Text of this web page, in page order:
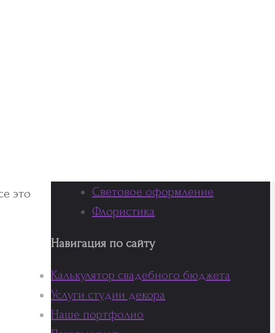
или
это
Световое оформление
Флористика
Навигация по сайту
Калькулятор свадебного бюджета
Услуги студии декора
Наше портфолио